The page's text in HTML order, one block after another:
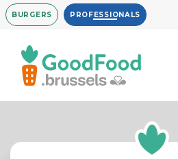
Overslaan
en
inhoud
gaan
BURGERS PROFESSIONALS